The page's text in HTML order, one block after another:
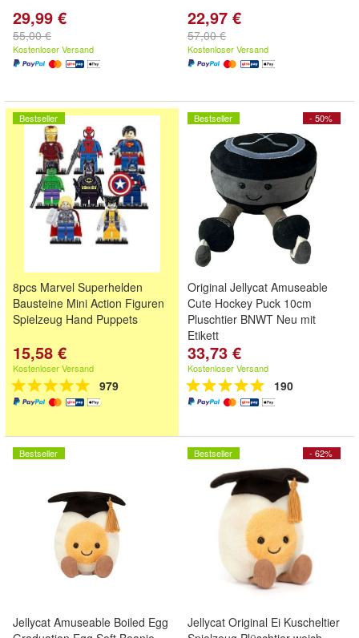
29,99 €
55,00 €
Kostenloser Versand
22,97 €
57,00 €
Kostenloser Versand
Bestseller
8pcs Marvel Superhelden
Bausteine Mini Action Figuren
Spielzeug Hand Puppets
15,58 €
Kostenloser Versand
979
- 50%
Bestseller
Original Jellycat Amuseable
Cute Hockey Puck 10cm
Pluschtier BNWT Neu mit
Etikett
33,73 €
Kostenloser Versand
190
Bestseller
Jellycat Amuseable Boiled Egg
- 62%
Bestseller
Jellycat Original Ei Kuscheltier